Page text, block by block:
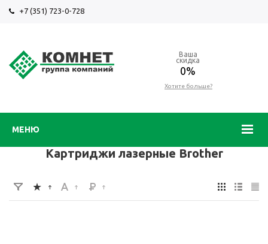
+7 (351) 723-0-728
МЕНЮ
Ваша
скидка
0%
Хотите больше?
Картриджи лазерные Brother